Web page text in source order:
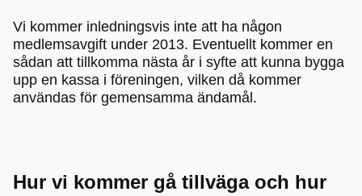
Vi kommer inledningsvis inte att ha någon
medlemsavgift under 2013. Eventuellt kommer en
sådan att tillkomma nästa år i syfte att kunna bygga
upp en kassa i föreningen, vilken då kommer
användas för gemensamma ändamål.
Hur vi kommer gå tillväga och hur